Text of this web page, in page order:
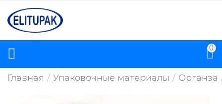
0
Главная / Упаковочные материалы / Органза